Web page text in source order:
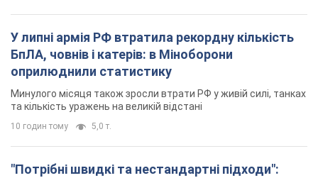
У липні армія РФ втратила рекордну кількість
БпЛА, човнів і катерів: в Міноборони
оприлюднили статистику
Минулого місяця також зросли втрати РФ у живій силі, танках
та кількість уражень на великій відстані
10 годин тому 5,0 т.
"Потрібні швидкі та нестандартні підходи":